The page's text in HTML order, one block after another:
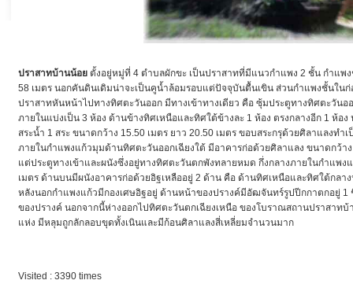
ปราสาทบ้านน้อย ตั้งอยู่หมู่ที่ 4 ตำบลผักขะ เป็นปราสาทที่มีแนวกำแพง 2 ชั้น กำแพ
58 เมตร นอกคันดินเดิมน่าจะเป็นคูน้ำล้อมรอบแต่ปัจจุบันตื้นเขิน ส่วนกำแพงชั้นใน
ปราสาทหันหน้าไปทางทิศตะวันออก มีทางเข้าทางเดียว คือ ซุ้มประตูทางทิศตะวันอ
ภายในแบ่งเป็น 3 ห้อง ด้านข้างทิศเหนือและทิศใต้ข้างละ 1 ห้อง ตรงกลางอีก 1 ห้อ
สระน้ำ 1 สระ ขนาดกว้าง 15.50 เมตร ยาว 20.50 เมตร ขอบสระกรุด้วยศิลาแลงท
ภายในกำแพงแก้วมุมด้านทิศตะวันออกเฉียงใต้ มีอาคารก่อด้วยศิลาแลง ขนาดกว้าง
แต่ประตูทางเข้าและผนังซึ่งอยู่ทางทิศตะวันตกพังทลายหมด กึ่งกลางภายในกำแพ
เมตร ด้านบนมีผนังอาคารก่อด้วยอิฐเหลืออยู่ 2 ด้าน คือ ด้านทิศเหนือและทิศใต้กล
หลังนอกกำแพงแก้วมีกองเศษอิฐอยู่ ด้านหน้าของปรางค์มีอัฒจันทร์รูปปีกกาตกอยู่
ของปรางค์ นอกจากนี้ห่างออกไปทิศตะวันตกเฉียงเหนือ ของโบราณสถานปราสาท
แห่ง มีหลุมถูกลักลอบขุดทั้งเนินและมีก้อนศิลาแลงสี่เหลี่ยมจำนวนมาก
Visited : 3390 times